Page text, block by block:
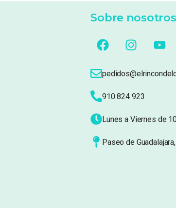
Sobre nosotros
910 824 923
Lunes a Viernes de
Paseo de